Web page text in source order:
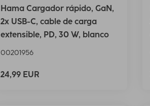
Hama Cargador rápido, GaN,
2x USB-C, cable de carga
extensible, PD, 30 W, blanco
00201956
24,99 EUR